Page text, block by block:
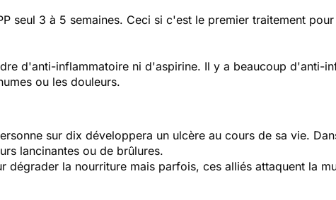
seul 3 à 5 semaines. Ceci si c'est le premier traitement
d'anti-inflammatoire ni d'aspirine. Il y a beaucoup d'anti-
ou les douleurs.
sur dix développera un ulcère au cours de sa vie.
lancinantes ou de brûlures.
dégrader la nourriture mais parfois, ces alliés attaquent la